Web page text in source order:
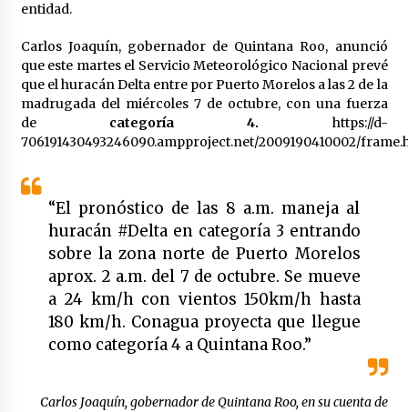
2 meses atrás
México libraría posible arancel de EE.UU. en
85% de sus exportaciones
2 meses atrás
entidad.
Carlos Joaquín, gobernador de Quintana Roo, anunció
que este martes el Servicio Meteorológico Nacional prevé
que el huracán Delta entre por Puerto Morelos a las 2 de la
madrugada del miércoles 7 de octubre, con una fuerza
de categoría 4. https://d-
706191430493246090.ampproject.net/2009190410002/
“El pronóstico de las 8 a.m. maneja al
huracán #Delta en categoría 3 entrando
sobre la zona norte de Puerto Morelos
aprox. 2 a.m. del 7 de octubre. Se mueve
a 24 km/h con vientos 150km/h hasta
180 km/h. Conagua proyecta que llegue
como categoría 4 a Quintana Roo.”
Carlos Joaquín, gobernador de Quintana Roo, en su cuenta de